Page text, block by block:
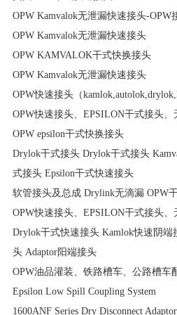
OPW Kamvalok无泄漏快速接头-OPW
OPW Kamvalok无泄漏快速接头
OPW KAMVALOK干式快换接头
OPW Kamvalok无泄漏快速接头
OPW快速接头（
OPW快速接头、EPSILON干式接头
OPW epsilon干式快换接头
Drylok干式接头 Drylok干式接头
式接头 Epsilon干式快速接头
软管接头及总成 Drylink无滴漏 OPW
OPW快速接头、EPSILON干式接头
Drylok干式快速接头 Kamlok快速阴
头 Adaptor阳端接头
OPW油品灌装、铁路槽车、公路槽车
Epsilon Low Spill Coupling System
1600ANF Series Dry Disconnect